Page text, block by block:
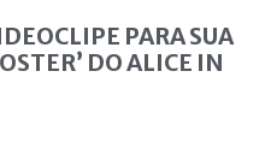
PARA SUA
DO ALICE IN